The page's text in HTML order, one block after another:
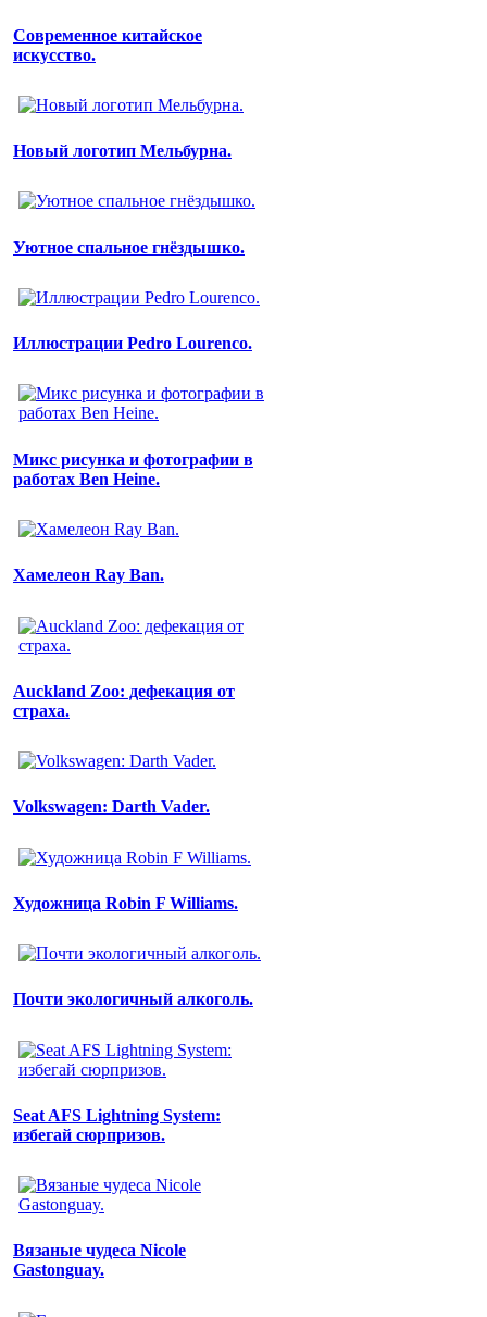
Современное китайское
искусство.
Новый логотип Мельбурна.
Уютное спальное гнёздышко.
Иллюстрации Pedro Lourenco.
Микс рисунка и фотографии в
работах Ben Heine.
Хамелеон Ray Ban.
Auckland Zoo: дефекация от
страха.
Volkswagen: Darth Vader.
Художница Robin F Williams.
Почти экологичный алкоголь.
Seat AFS Lightning System:
избегай сюрпризов.
Вязаные чудеса Nicole
Gastonguay.